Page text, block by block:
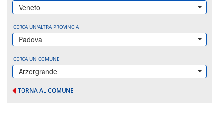
Veneto
CERCA UN'ALTRA PROVINCIA
Padova
CERCA UN COMUNE
Arzergrande
TORNA AL COMUNE